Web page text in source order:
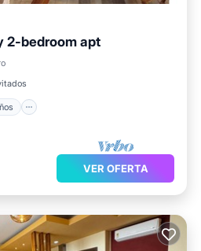
2-bedroom apt
para niños
VER OFERTA